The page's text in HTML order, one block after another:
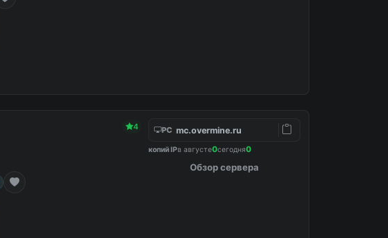
4 PC mc.overmine.ru
копий IPв августе0сегодня0
Обзор сервера